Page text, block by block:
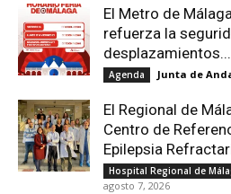
El Metro de
refuerza la
desplazamientos...
Agenda Junta de
El Regional de
Centro de
Epilepsia
Hospital Regional de
agosto 7, 2026